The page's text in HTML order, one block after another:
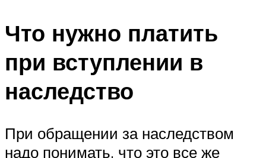
Что нужно платить
при вступлении в
наследство
При обращении за наследством
надо понимать, что это все же